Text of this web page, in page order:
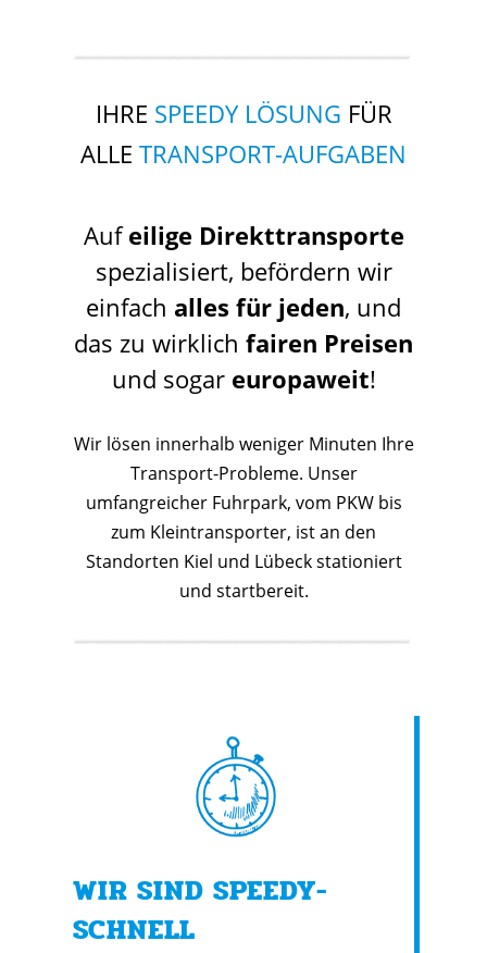
IHRE SPEEDY LÖSUNG FÜR
ALLE TRANSPORT-AUFGABEN
Aufeilige Direkttransporte
spezialisiert, befördern wir
einfach alles für jeden, und
das zu wirklich fairen Preisen
und sogar europaweit!
Wir lösen innerhalb weniger Minuten Ihre
Transport-Probleme. Unser
umfangreicher Fuhrpark, vom PKW bis
zum Kleintransporter, ist an den
Standorten Kiel und Lübeck stationiert
und startbereit.
WIR SIND SPEEDY-
SCHNELL